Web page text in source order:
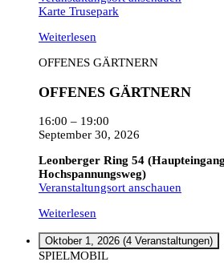
Karte Trusepark
Weiterlesen
OFFENES GÄRTNERN
OFFENES GÄRTNERN
16:00 – 19:00
September 30, 2026
Leonberger Ring 54
Hochspannungsweg)
Veranstaltungsort anschauen
Weiterlesen
Oktober 1, 2026 (4 Veranstaltungen)
SPIELMOBIL